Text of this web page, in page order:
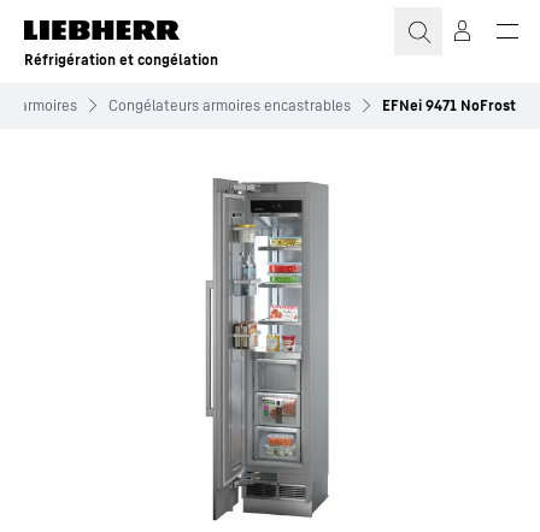
Réfrigération et congélation
armoires Congélateurs armoires encastrables EFNei 9471 NoFrost